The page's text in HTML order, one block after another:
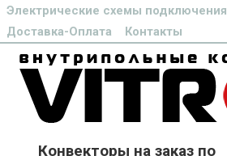
Электрические схемы подключения
Доставка-Оплата
Контакты
Конвекторы на заказ по